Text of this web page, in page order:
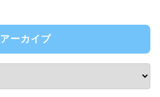
アーカイブ